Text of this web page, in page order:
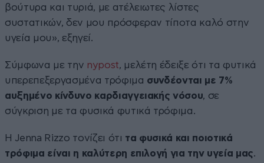
βούτυρα και τυριά, με ατέλειωτες λίστες
συστατικών, δεν μου πρόσφεραν τίποτα καλό στην
υγεία μου», εξηγεί.
Σύμφωνα με την nypost, μελέτη έδειξε ότι τα φυτικά
υπερεπεξεργασμένα τρόφιμα συνδέονται με 7%
αυξημένο κίνδυνο καρδιαγγειακής νόσου, σε
σύγκριση με τα φυσικά φυτικά τρόφιμα.
Η Jenna Rizzo τονίζει ότι τα φυσικά και ποιοτικά
τρόφιμα είναι η καλύτερη επιλογή για την υγεία μας.